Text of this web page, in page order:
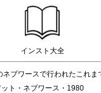
インスト大全
ブワースで行われたこれま
ト・ネブワース・1980